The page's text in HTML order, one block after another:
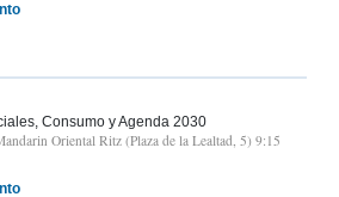
Consumo y Agenda 2030
Oriental Ritz (Plaza de la Lealtad, 5) 9:15